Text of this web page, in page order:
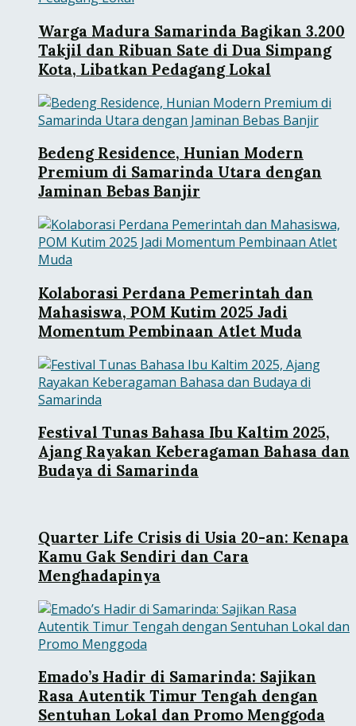
Warga Madura Samarinda Bagikan 3.200
Takjil dan Ribuan Sate di Dua Simpang
Kota, Libatkan Pedagang Lokal
Bedeng Residence, Hunian Modern
Premium di Samarinda Utara dengan
Jaminan Bebas Banjir
Kolaborasi Perdana Pemerintah dan
Mahasiswa, POM Kutim 2025 Jadi
Momentum Pembinaan Atlet Muda
Festival Tunas Bahasa Ibu Kaltim 2025,
Ajang Rayakan Keberagaman Bahasa dan
Budaya di Samarinda
Quarter Life Crisis di Usia 20-an: Kenapa
Kamu Gak Sendiri dan Cara
Menghadapinya
Emado’s Hadir di Samarinda: Sajikan
Rasa Autentik Timur Tengah dengan
Sentuhan Lokal dan Promo Menggoda